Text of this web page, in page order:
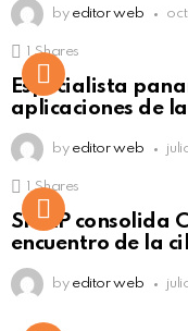
by editor web
Shares
Especialista
aplicaciones de
by editor web
Shares
SISAP consolida
encuentro de la
by editor web